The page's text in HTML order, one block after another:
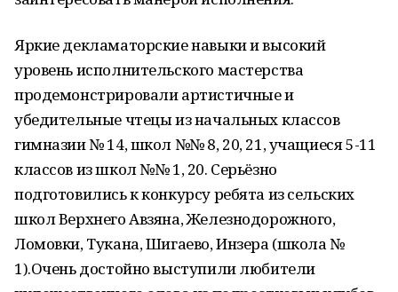
Яркие декламаторские навыки и высокий
уровень исполнительского мастерства
продемонстрировали артистичные и
убедительные чтецы из начальных классов
гимназии № 14, школ №№ 8, 20, 21, учащиеся 5-11
классов из школ №№ 1, 20. Серьёзно
подготовились к конкурсу ребята из сельских
школ Верхнего Авзяна, Железнодорожного,
Ломовки, Тукана, Шигаево, Инзера (школа №
1).Очень достойно выступили любители